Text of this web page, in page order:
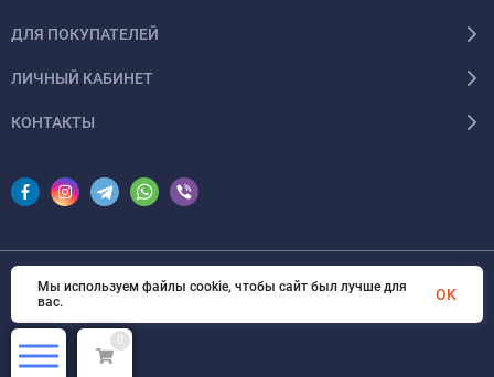
ДЛЯ ПОКУПАТЕЛЕЙ
ЛИЧНЫЙ КАБИНЕТ
КОНТАКТЫ
© 2026 InSale. Все права защищены
0
Мы используем файлы cookie, чтобы сайт был лучше для
вас.
OK